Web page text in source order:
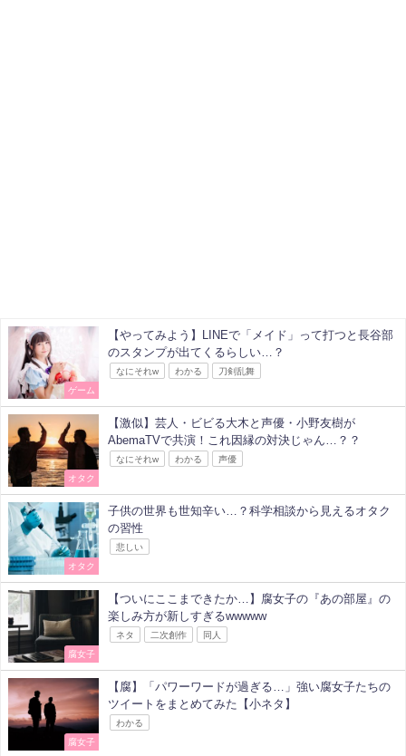
ゲーム
【やってみよう】LINEで「メイド」って打つと長谷部
のスタンプが出てくるらしい…？
なにそれw わかる 刀剣乱舞
オタク
【激似】芸人・ビビる大木と声優・小野友樹が
AbemaTVで共演！これ因縁の対決じゃん…？？
なにそれw わかる 声優
オタク
子供の世界も世知辛い…？科学相談から見えるオタク
の習性
悲しい
腐女子
【ついにここまできたか…】腐女子の『あの部屋』の
楽しみ方が新しすぎるwwwww
ネタ 二次創作 同人
腐女子
【腐】「パワーワードが過ぎる…」強い腐女子たちの
ツイートをまとめてみた【小ネタ】
わかる